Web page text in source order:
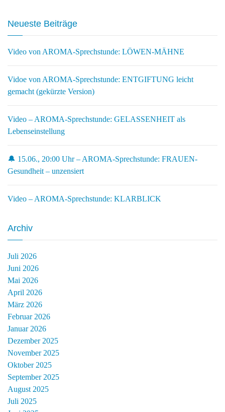
Neueste Beiträge
Video von AROMA-Sprechstunde: LÖWEN-MÄHNE
Vidoe von AROMA-Sprechstunde: ENTGIFTUNG leicht
gemacht (gekürzte Version)
Video – AROMA-Sprechstunde: GELASSENHEIT als
Lebenseinstellung
🔔 15.06., 20:00 Uhr – AROMA-Sprechstunde: FRAUEN-
Gesundheit – unzensiert
Video – AROMA-Sprechstunde: KLARBLICK
Archiv
Juli 2026
Juni 2026
Mai 2026
April 2026
März 2026
Februar 2026
Januar 2026
Dezember 2025
November 2025
Oktober 2025
September 2025
August 2025
Juli 2025